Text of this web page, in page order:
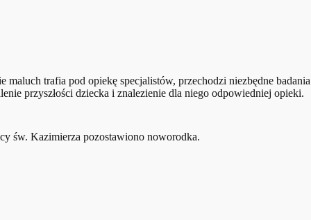
trafia pod opiekę specjalistów, przechodzi niezbędne badania
przyszłości dziecka i znalezienie dla niego odpowiedniej opieki.
św. Kazimierza pozostawiono noworodka.